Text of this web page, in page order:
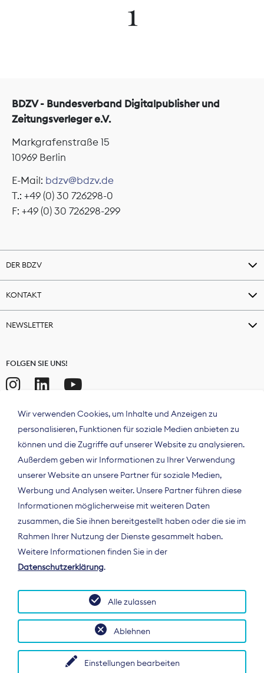
1
BDZV - Bundesverband Digitalpublisher und
Zeitungsverleger e.V.
Markgrafenstraße 15
10969 Berlin
E-Mail: bdzv@bdzv.de
T.: +49 (0) 30 726298-0
F: +49 (0) 30 726298-299
DER BDZV
KONTAKT
NEWSLETTER
FOLGEN SIE UNS!
Der Bundesverband Digitalpublisher und
Zeitungsverleger (BDZV) vertritt als
Spitzenorganisation die Interessen der
Deutschland und auf EU-Ebene.
Wir verwenden Cookies, um Inhalte und Anzeigen zu
personalisieren, Funktionen für soziale Medien anbieten zu
können und die Zugriffe auf unserer Website zu analysieren.
Außerdem geben wir Informationen zu Ihrer Verwendung
unserer Website an unsere Partner für soziale Medien,
Werbung und Analysen weiter. Unsere Partner führen diese
Informationen möglicherweise mit weiteren Daten
zusammen, die Sie ihnen bereitgestellt haben oder die sie im
Rahmen Ihrer Nutzung der Dienste gesammelt haben.
Weitere Informationen finden Sie in der
Datenschutzerklärung.
Einstellungen bearbeiten
Ablehnen
Alle zulassen